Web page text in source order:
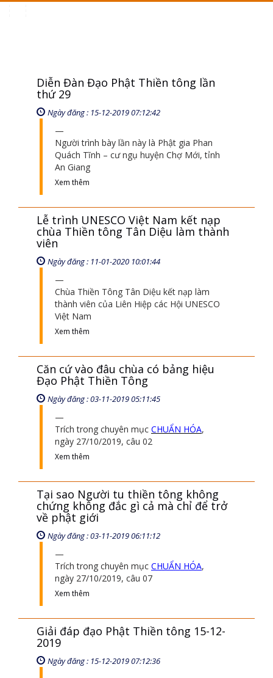
Diễn Đàn Đạo Phật Thiền tông lần
thứ 29
Ngày đăng : 15-12-2019 07:12:42
Người trình bày lần này là Phật gia Phan
Quách Tĩnh – cư ngụ huyện Chợ Mới, tỉnh
An Giang
Xem thêm
Lễ trình UNESCO Việt Nam kết nạp
chùa Thiền tông Tân Diệu làm thành
viên
Ngày đăng : 11-01-2020 10:01:44
Chùa Thiền Tông Tân Diệu kết nạp làm
thành viên của Liên Hiệp các Hội UNESCO
Việt Nam
Xem thêm
Căn cứ vào đâu chùa có bảng hiệu
Đạo Phật Thiền Tông
Ngày đăng : 03-11-2019 05:11:45
Trích trong chuyên mục CHUẨN HÓA,
ngày 27/10/2019, câu 02
Xem thêm
Tại sao Người tu thiền tông không
chứng không đắc gì cả mà chỉ để trở
về phật giới
Ngày đăng : 03-11-2019 06:11:12
Trích trong chuyên mục CHUẨN HÓA,
ngày 27/10/2019, câu 07
Xem thêm
Giải đáp đạo Phật Thiền tông 15-12-
2019
Ngày đăng : 15-12-2019 07:12:36